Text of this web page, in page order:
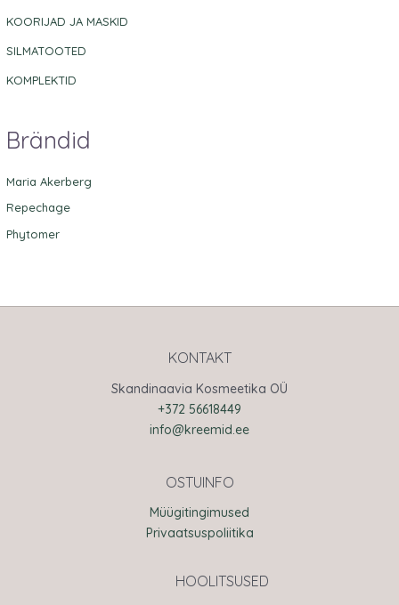
KOORIJAD JA MASKID
SILMATOOTED
KOMPLEKTID
Brändid
Maria Akerberg
Repechage
Phytomer
KONTAKT
Skandinaavia Kosmeetika OÜ
+372 56618449
info@kreemid.ee
OSTUINFO
Müügitingimused
Privaatsuspoliitika
HOOLITSUSED